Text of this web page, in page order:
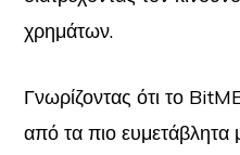
χρημάτων.
Γνωρίζοντας ότι το
από τα πιο